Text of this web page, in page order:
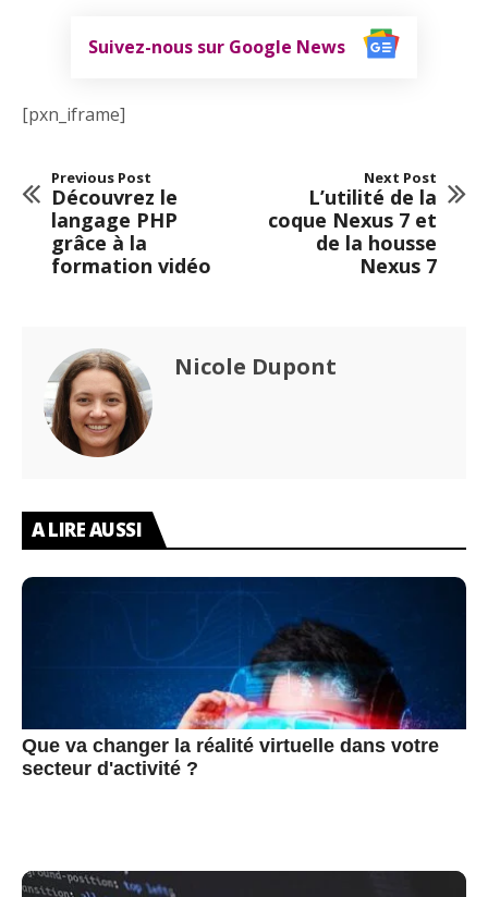
Suivez-nous sur Google News
[pxn_iframe]
Previous Post
Découvrez le
langage PHP
grâce à la
formation vidéo
Next Post
L’utilité de la
coque Nexus 7 et
de la housse
Nexus 7
Nicole Dupont
A LIRE AUSSI
Que va changer la réalité virtuelle dans votre
secteur d'activité ?